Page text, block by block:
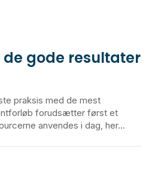
gode resultater
praksis med de mest
forudsætter først et
anvendes i dag, her...